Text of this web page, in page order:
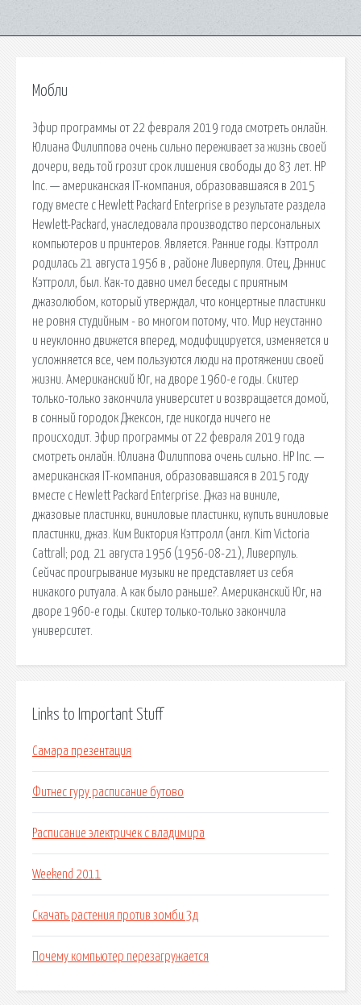
Мобли
Эфир программы от 22 февраля 2019 года смотреть онлайн.
Юлиана Филиппова очень сильно переживает за жизнь своей
дочери, ведь той грозит срок лишения свободы до 83 лет. HP
Inc. — американская IT-компания, образовавшаяся в 2015
году вместе с Hewlett Packard Enterprise в результате раздела
Hewlett-Packard, унаследовала производство персональных
компьютеров и принтеров. Является. Ранние годы. Кэттролл
родилась 21 августа 1956 в , районе Ливерпуля. Отец, Дэннис
Кэттролл, был. Как-то давно имел беседы с приятным
джазолюбом, который утверждал, что концертные пластинки
не ровня студийным - во многом потому, что. Мир неустанно
и неуклонно движется вперед, модифицируется, изменяется и
усложняется все, чем пользуются люди на протяжении своей
жизни. Американский Юг, на дворе 1960-е годы. Скитер
только-только закончила университет и возвращается домой,
в сонный городок Джексон, где никогда ничего не
происходит. Эфир программы от 22 февраля 2019 года
смотреть онлайн. Юлиана Филиппова очень сильно. HP Inc. —
американская IT-компания, образовавшаяся в 2015 году
вместе с Hewlett Packard Enterprise. Джаз на виниле,
джазовые пластинки, виниловые пластинки, купить виниловые
пластинки, джаз. Ким Виктория Кэттролл (англ. Kim Victoria
Cattrall; род. 21 августа 1956 (1956-08-21), Ливерпуль.
Сейчас проигрывание музыки не представляет из себя
никакого ритуала. А как было раньше?. Американский Юг, на
дворе 1960-е годы. Скитер только-только закончила
университет.
Links to Important Stuff
Самара презентация
Фитнес гуру расписание бутово
Расписание электричек с владимира
Weekend 2011
Скачать растения против зомби 3д
Почему компьютер перезагружается